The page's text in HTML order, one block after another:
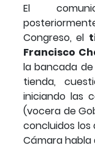
El
Congreso, el
Francisco
la bancada
tienda,
iniciando las
(vocera de
concluidos los
Cámara habla